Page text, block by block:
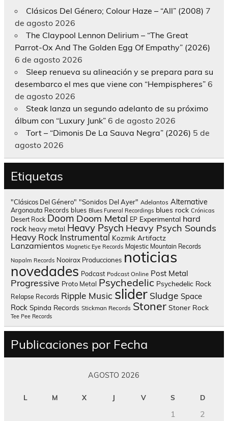
Clásicos Del Género; Colour Haze – “All” (2008) 7
de agosto 2026
The Claypool Lennon Delirium – “The Great
Parrot-Ox And The Golden Egg Of Empathy” (2026)
6 de agosto 2026
Sleep renueva su alineación y se prepara para su
desembarco el mes que viene con “Hempispheres” 6
de agosto 2026
Steak lanza un segundo adelanto de su próximo
álbum con “Luxury Junk” 6 de agosto 2026
Tort – “Dimonis De La Sauva Negra” (2026) 5 de
agosto 2026
Etiquetas
"Clásicos Del Género" "Sonidos Del Ayer" Adelantos Alternative
Argonauta Records blues Blues Funeral Recordings blues rock Crónicas
Desert Rock Doom Doom Metal EP Experimental hard
rock heavy metal Heavy Psych Heavy Psych Sounds
Heavy Rock Instrumental Kozmik Artifactz
Lanzamientos Magnetic Eye Records Majestic Mountain Records
Napalm Records Nooirax Producciones noticias
novedades Podcast Podcast Online Post Metal
Progressive Proto Metal Psychedelic Psychedelic Rock
Relapse Records Ripple Music slider Sludge Space
Rock Spinda Records Stickman Records Stoner Stoner Rock
Tee Pee Records
Publicaciones por Fecha
AGOSTO 2026
L M X J V S D
1
2